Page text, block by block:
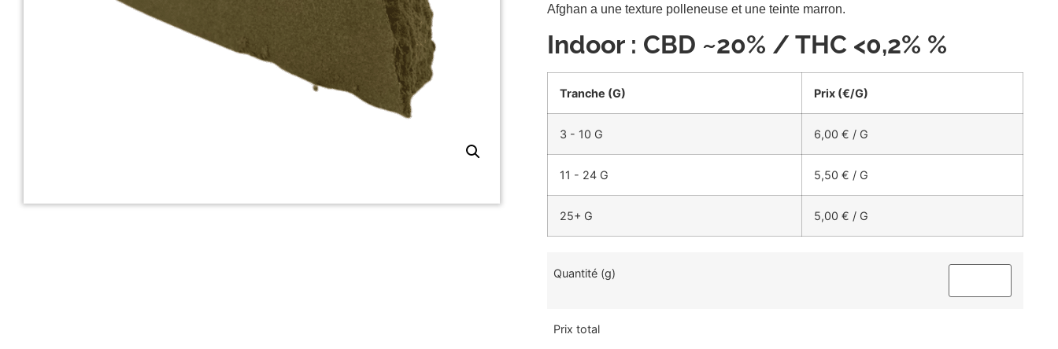
Afghan a une texture polleneuse et une teinte marron.
Indoor : CBD ~20% / THC <0,2% %
Tranche (G) Prix (€/G)
3 - 10 G 6,00 € / G
11 - 24 G 5,50 € / G
25+ G 5,00 € / G
Quantité (g)
Prix total